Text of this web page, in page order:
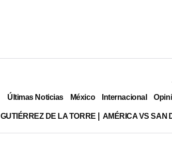
Últimas Noticias México Internacional
GUTIÉRREZ DE LA TORRE AMÉRICA VS SAN